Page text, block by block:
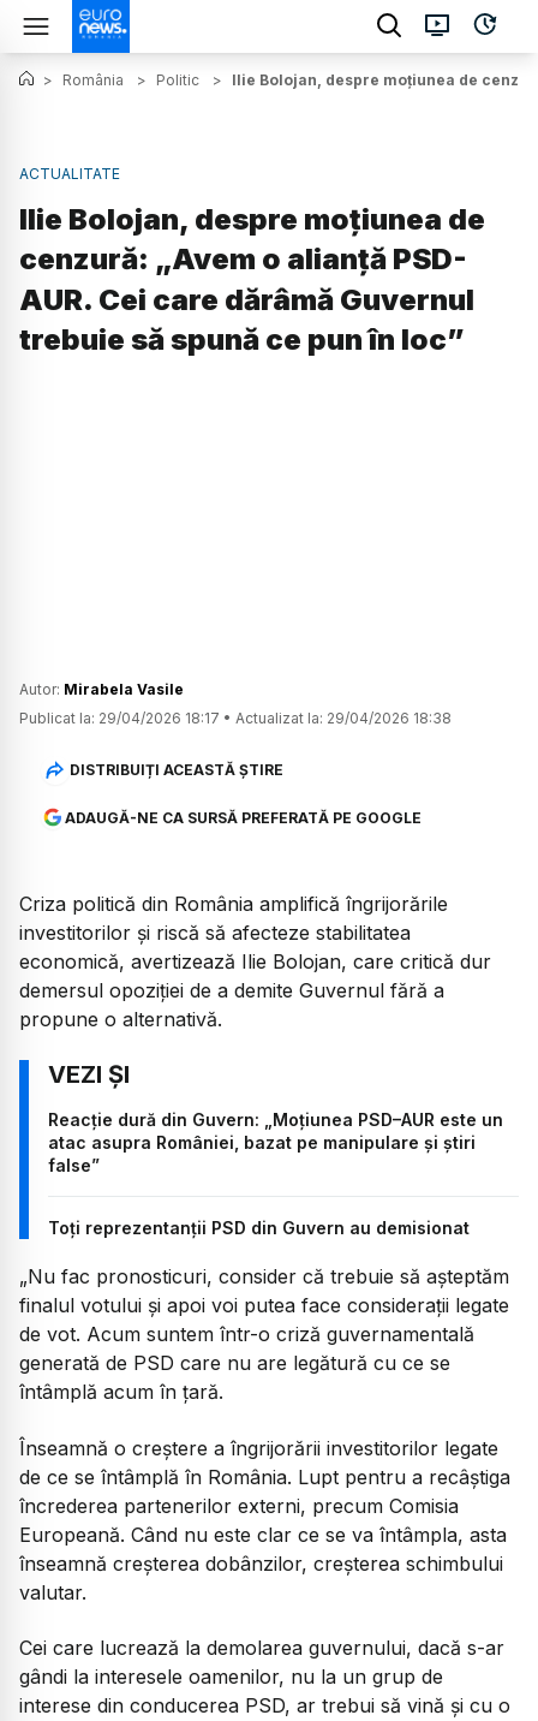
> România > Politic > Ilie Bolojan, despre moțiunea de
ACTUALITATE
Ilie Bolojan, despre moțiunea de
cenzură: „Avem o alianță PSD-
AUR. Cei care dărâmă Guvernul
trebuie să spună ce pun în loc”
Autor: Mirabela Vasile
Publicat la: 29/04/2026 18:17 • Actualizat la: 29/04/2026 18:38
DISTRIBUIȚI ACEASTĂ ȘTIRE
ADAUGĂ-NE CA SURSĂ PREFERATĂ PE GOOGLE
Criza politică din România amplifică îngrijorările
investitorilor și riscă să afecteze stabilitatea
economică, avertizează Ilie Bolojan, care critică dur
demersul opoziției de a demite Guvernul fără a
propune o alternativă.
Reacție dură din Guvern: „Moțiunea PSD–AUR este un
atac asupra României, bazat pe manipulare și știri
false”
Toți reprezentanții PSD din Guvern au demisionat
„Nu fac pronosticuri, consider că trebuie să așteptăm
finalul votului și apoi voi putea face considerații legate
de vot. Acum suntem într-o criză guvernamentală
generată de PSD care nu are legătură cu ce se
întâmplă acum în țară.
Înseamnă o creștere a îngrijorării investitorilor legate
de ce se întâmplă în România. Lupt pentru a recâștiga
încrederea partenerilor externi, precum Comisia
Europeană. Când nu este clar ce se va întâmpla, asta
înseamnă creșterea dobânzilor, creșterea schimbului
valutar.
Cei care lucrează la demolarea guvernului, dacă s-ar
gândi la interesele oamenilor, nu la un grup de
interese din conducerea PSD, ar trebui să vină și cu o